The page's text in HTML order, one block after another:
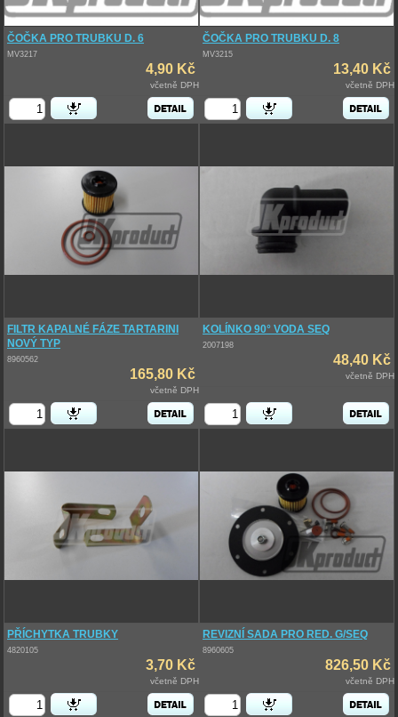
ČOČKA PRO TRUBKU D. 6
MV3217
4,90 Kč
včetně DPH
ČOČKA PRO TRUBKU D. 8
MV3215
13,40 Kč
včetně DPH
FILTR KAPALNÉ FÁZE TARTARINI
NOVÝ TYP
8960562
165,80 Kč
včetně DPH
KOLÍNKO 90° VODA SEQ
2007198
48,40 Kč
včetně DPH
PŘÍCHYTKA TRUBKY
4820105
3,70 Kč
včetně DPH
REVIZNÍ SADA PRO RED. G/SEQ
8960605
826,50 Kč
včetně DPH